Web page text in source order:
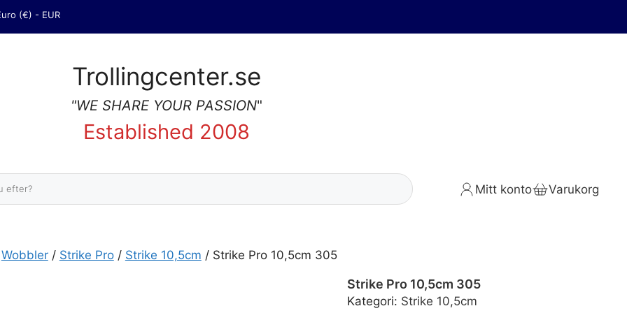
(€) - EUR
Trollingcenter.se
"WE SHARE YOUR PASSION"
Established 2008
Mitt konto Varukorg
Wobbler/ Strike Pro/ Strike 10,5cm / Strike Pro 10,5cm 305
Strike Pro 10,5cm 305
Kategori: Strike 10,5cm